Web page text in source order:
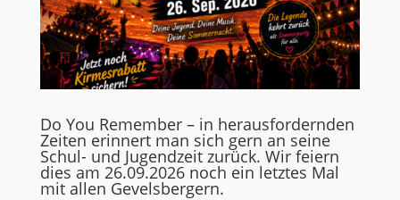
Do You Remember – in herausfordernden
Zeiten erinnert man sich gern an seine
Schul- und Jugendzeit zurück. Wir feiern
dies am 26.09.2026 noch ein letztes Mal
mit allen Gevelsbergern.